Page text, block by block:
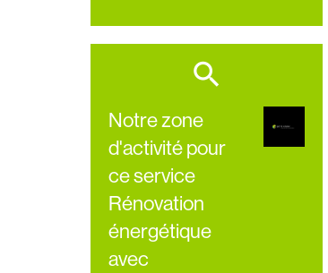
Notre zone
d'activité pour
ce service
Rénovation
énergétique
avec